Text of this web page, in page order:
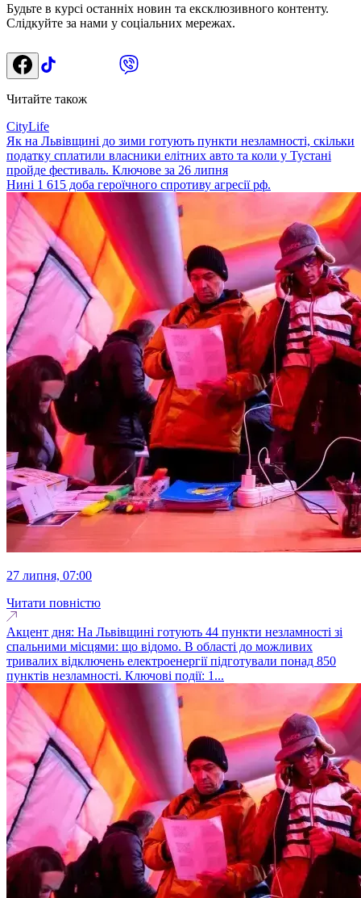
Будьте в курсі останніх новин та ексклюзивного контенту.
Слідкуйте за нами у соціальних мережах.
Читайте також
CityLife
Як на Львівщині до зими готують пункти незламності, скільки
податку сплатили власники елітних авто та коли у Тустані
пройде фестиваль. Ключове за 26 липня
Нині 1 615 доба героїчного спротиву агресії рф.
27 липня, 07:00
Читати повністю
Акцент дня: На Львівщині готують 44 пункти незламності зі
спальними місцями: що відомо. В області до можливих
тривалих відключень електроенергії підготували понад 850
пунктів незламності. Ключові події: 1...